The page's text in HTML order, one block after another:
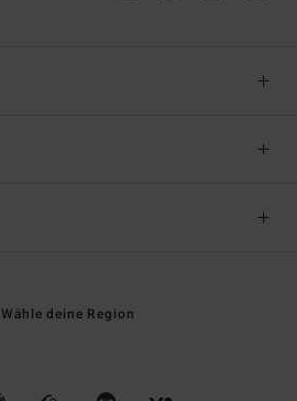
Wähle deine Region